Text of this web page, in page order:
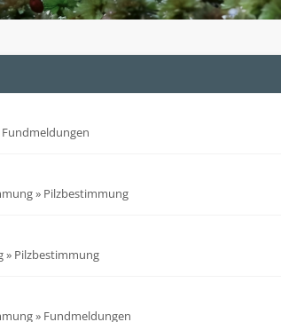
Fundmeldungen
» Pilzbestimmung
» Pilzbestimmung
» Fundmeldungen